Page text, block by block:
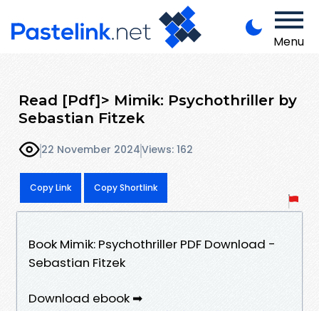
Menu
Read [Pdf]> Mimik: Psychothriller by
Sebastian Fitzek
22 November 2024Views: 162
Copy Link Copy Shortlink
Book Mimik: Psychothriller PDF Download -
Sebastian Fitzek
Download ebook ➡